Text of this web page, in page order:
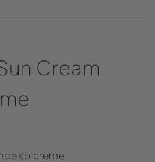
Cream
solcreme